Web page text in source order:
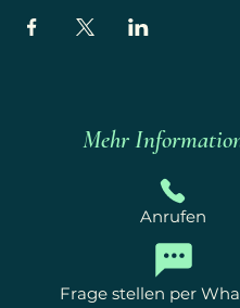
Mehr
Anrufen
Frage stellen per